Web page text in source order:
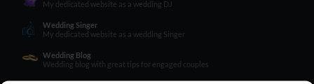
My dedicated website as a wedding DJ
Wedding Singer
My dedicated website as a wedding Singer
Wedding Blog
Wedding blog with great tips for engaged couples